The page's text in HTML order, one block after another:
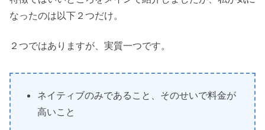
なったのは以下２つだけ。
２つではありますが、実質一つです。
ネイティブのみであること、そのせいで料金が
高いこと